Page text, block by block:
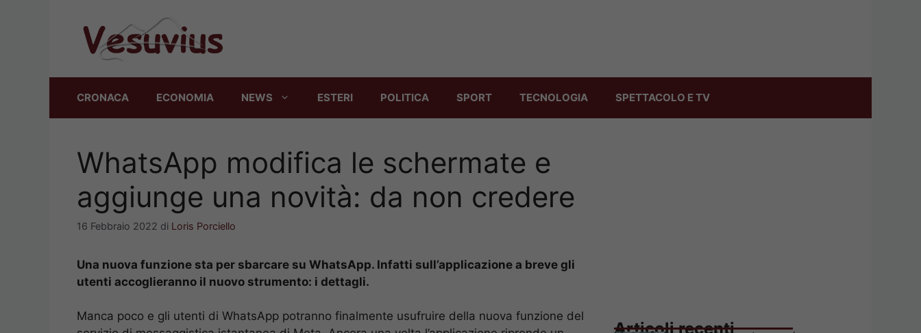
CRONACA ECONOMIA NEWS ESTERI POLITICA SPORT TECNOLOGIA SPETTACOLO E TV
WhatsApp modifica le schermate e
aggiunge una novità: da non credere
16 Febbraio 2022 di Loris Porciello
Una nuova funzione sta per sbarcare su WhatsApp. Infatti sull’applicazione a breve gli
utenti accoglieranno il nuovo strumento: i dettagli.
Manca poco e gli utenti di WhatsApp potranno finalmente usufruire della nuova funzione del
Articoli recenti